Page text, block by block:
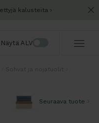
kalusteita
Näytä ALV
Seuraava tuote